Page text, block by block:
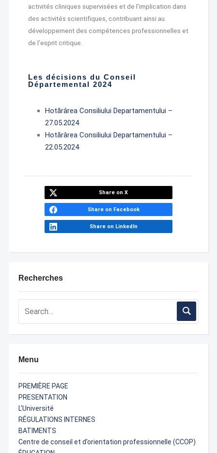
Recherches
Menu
PREMIÈRE PAGE
PRESENTATION
L’Université
RÉGULATIONS INTERNES
BATIMENTS
Centre de conseil et d’orientation professionnelle (CCOP)
activités cliniques supervisées et de l’implication dans
des activités scientifiques, contribuant ainsi au
développement des compétences professionnelles et
de l’esprit critique.
Les décisions du Conseil
Départemental 2024
Hotărârea Consiliului Departamentului –
27.05.2024
Hotărârea Consiliului Departamentului –
22.05.2024
Share on X
Share on Facebook
Share on LinkedIn